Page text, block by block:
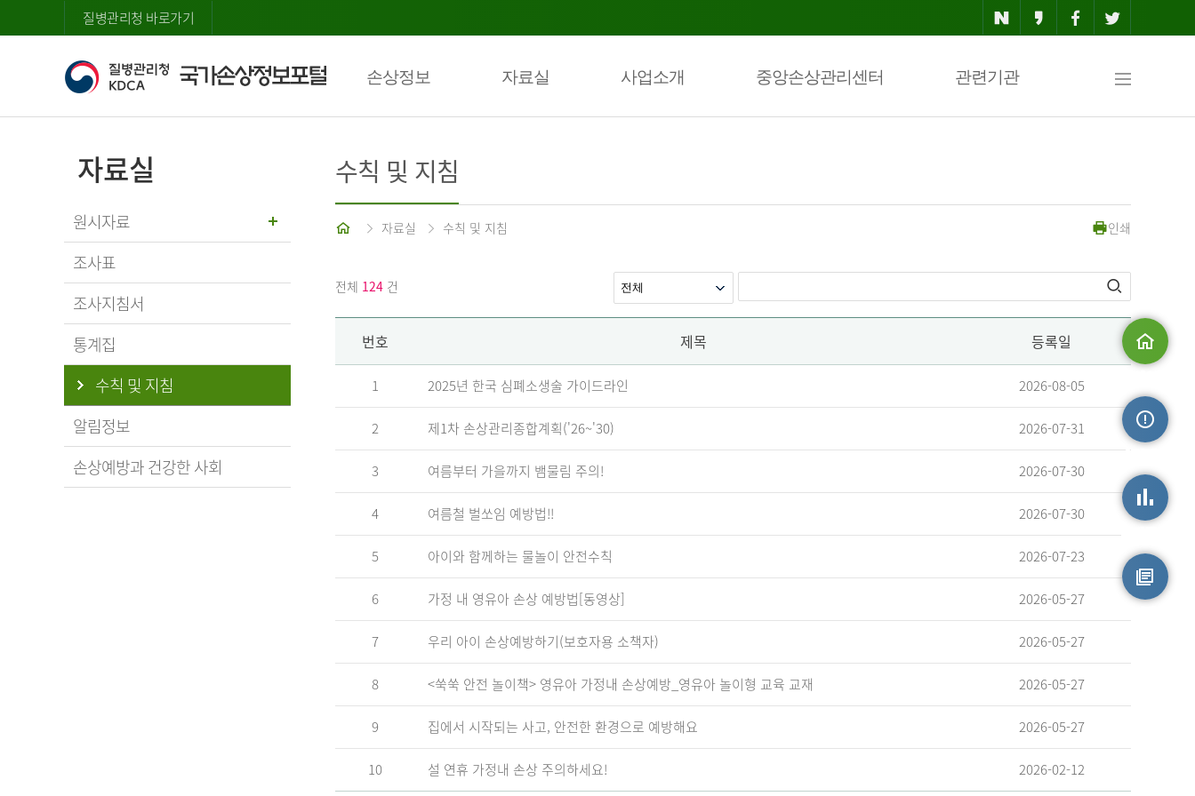
질병관리청 바로가기
손상정보 자료실 사업소개 중앙손상관리센터 관련기관
맵
자료실
원시자료
조사표
조사지침서
통계집
수칙 및 지침
알림정보
손상예방과 건강한 사회
수칙 및 지침
자료실 수칙 및 지침 인쇄
전체 124 건
번호 제목 등록일
1 2025년 한국 심폐소생술 가이드라인 2026-08-05
2 제1차 손상관리종합계획('26~'30) 2026-07-31
3 여름부터 가을까지 뱀물림 주의! 2026-07-30
4 여름철 벌쏘임 예방법!! 2026-07-30
5 아이와 함께하는 물놀이 안전수칙 2026-07-23
6 가정 내 영유아 손상 예방법[동영상] 2026-05-27
7 우리 아이 손상예방하기(보호자용 소책자) 2026-05-27
8 <쑥쑥 안전 놀이책> 영유아 가정내 손상예방_영유아 놀이형 교육 교재 2026-05-27
9 집에서 시작되는 사고, 안전한 환경으로 예방해요 2026-05-27
10 설 연휴 가정내 손상 주의하세요! 2026-02-12
손상정보